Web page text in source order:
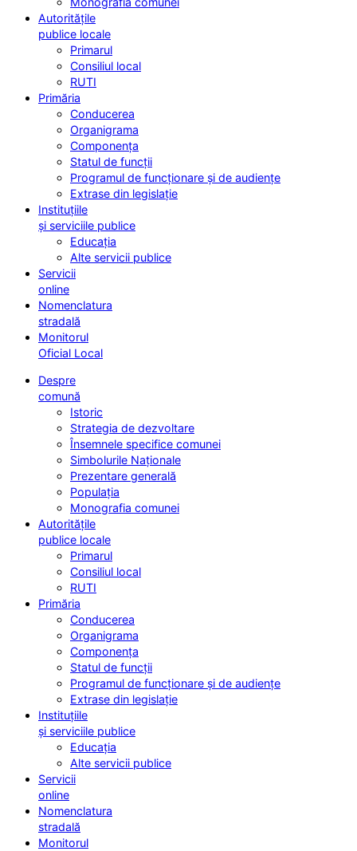
Autoritățile
publice locale
Primarul
Consiliul local
RUTI
Primăria
Conducerea
Organigrama
Componența
Statul de funcții
Programul de funcționare și de audiențe
Extrase din legislație
Instituțiile
și serviciile publice
Educația
Alte servicii publice
Servicii
online
Nomenclatura
stradală
Monitorul
Oficial Local
Despre
comună
Istoric
Strategia de dezvoltare
Însemnele specifice comunei
Simbolurile Naționale
Prezentare generală
Populația
Monografia comunei
Autoritățile
publice locale
Primarul
Consiliul local
RUTI
Primăria
Conducerea
Organigrama
Componența
Statul de funcții
Programul de funcționare și de audiențe
Extrase din legislație
Instituțiile
și serviciile publice
Educația
Alte servicii publice
Servicii
online
Nomenclatura
stradală
Monitorul